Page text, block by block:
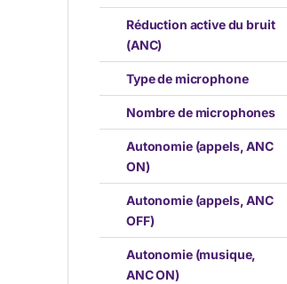
Réduction active du bruit
(ANC)
Type de microphone
Nombre de microphones
Autonomie (appels, ANC
ON)
Autonomie (appels, ANC
OFF)
Autonomie (musique,
ANC ON)